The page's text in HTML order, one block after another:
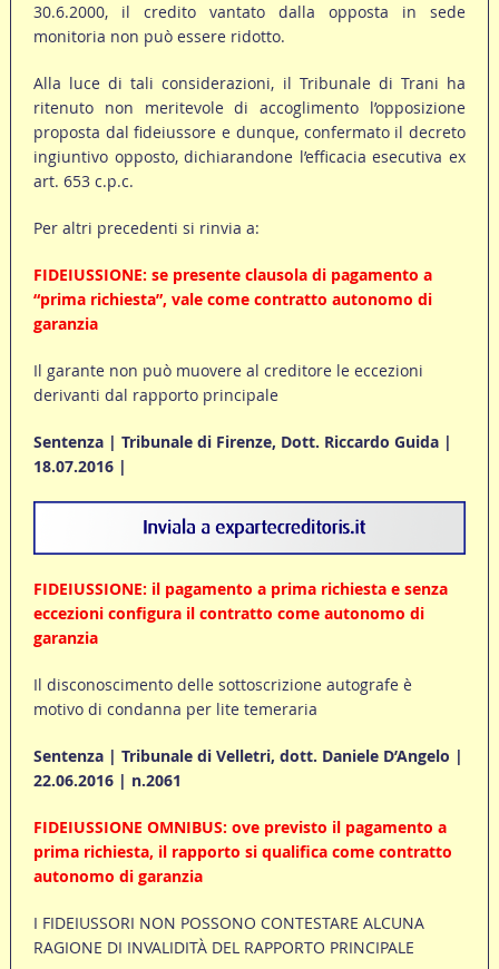
30.6.2000, il credito vantato dalla opposta in sede
monitoria non può essere ridotto.
Alla luce di tali considerazioni, il Tribunale di Trani ha
ritenuto non meritevole di accoglimento l’opposizione
proposta dal fideiussore e dunque, confermato il decreto
ingiuntivo opposto, dichiarandone l’efficacia esecutiva ex
art. 653 c.p.c.
Per altri precedenti si rinvia a:
FIDEIUSSIONE: se presente clausola di pagamento a
“prima richiesta”, vale come contratto autonomo di
garanzia
Il garante non può muovere al creditore le eccezioni
derivanti dal rapporto principale
Sentenza | Tribunale di Firenze, Dott. Riccardo Guida |
18.07.2016 |
FIDEIUSSIONE: il pagamento a prima richiesta e senza
eccezioni configura il contratto come autonomo di
garanzia
Il disconoscimento delle sottoscrizione autografe è
motivo di condanna per lite temeraria
Sentenza | Tribunale di Velletri, dott. Daniele D’Angelo |
22.06.2016 | n.2061
FIDEIUSSIONE OMNIBUS: ove previsto il pagamento a
prima richiesta, il rapporto si qualifica come contratto
autonomo di garanzia
I FIDEIUSSORI NON POSSONO CONTESTARE ALCUNA
RAGIONE DI INVALIDITÀ DEL RAPPORTO PRINCIPALE